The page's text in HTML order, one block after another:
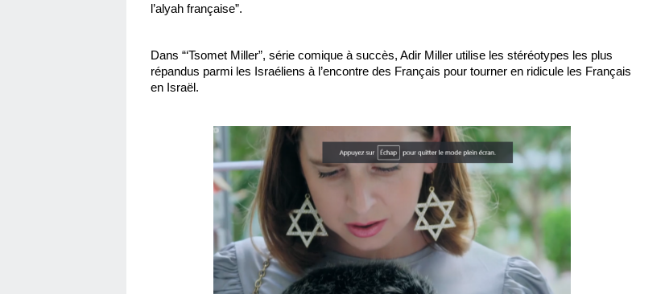
l’alyah française”.
Dans “‘Tsomet Miller”, série comique à succès, Adir Miller utilise les stéréotypes les plus
répandus parmi les Israéliens à l’encontre des Français pour tourner en ridicule les Français
en Israël.